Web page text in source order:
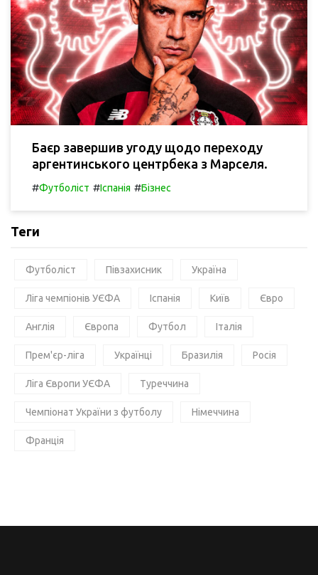
Баєр завершив угоду щодо переходу
аргентинського центрбека з Марселя.
#Футболіст #Іспанія #Бізнес
Теги
Футболіст Півзахисник Україна
Ліга чемпіонів УЄФА Іспанія Київ Євро
Англія Європа Футбол Італія
Прем'єр-ліга Українці Бразилія Росія
Ліга Європи УЄФА Туреччина
Чемпіонат України з футболу Німеччина
Франція